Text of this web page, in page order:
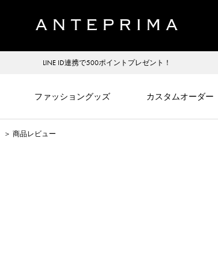
LINE ID連携で500ポイントプレゼント！
ファッショングッズ カスタムオーダー
＞ 商品レビュー